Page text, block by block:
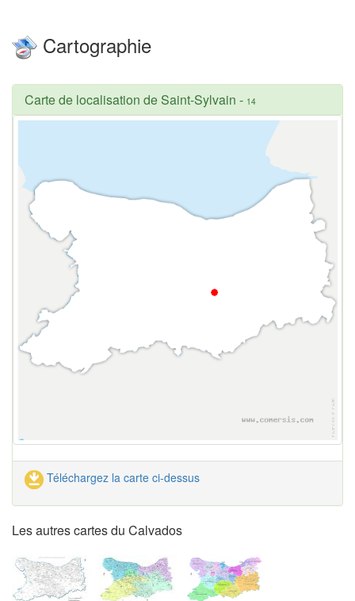
Cartographie
Carte de localisation de Saint-Sylvain - 14
Téléchargez la carte ci-dessus
Les autres cartes du Calvados